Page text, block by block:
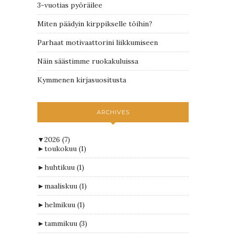
3-vuotias pyöräilee
Miten päädyin kirppikselle töihin?
Parhaat motivaattorini liikkumiseen
Näin säästimme ruokakuluissa
Kymmenen kirjasuositusta
ARCHIVES
▼2026 (7)
►toukokuu (1)
►huhtikuu (1)
►maaliskuu (1)
►helmikuu (1)
►tammikuu (3)